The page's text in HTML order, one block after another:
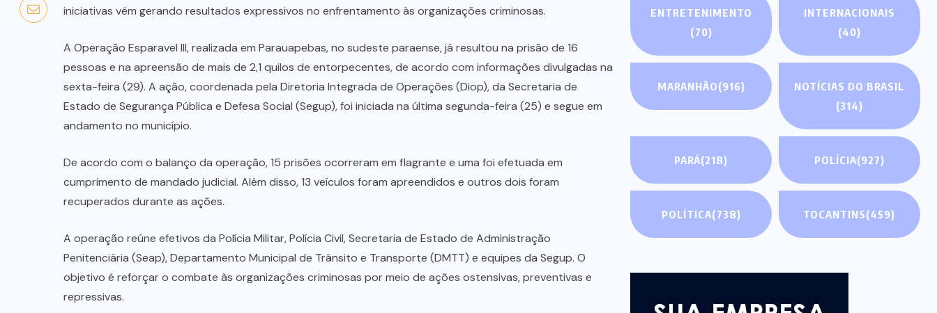
iniciativas vêm gerando resultados expressivos no enfrentamento às organizações criminosas.
A Operação Esparavel III, realizada em Parauapebas, no sudeste paraense, já resultou na prisão de 16
pessoas e na apreensão de mais de 2,1 quilos de entorpecentes, de acordo com informações divulgadas na
sexta-feira (29). A ação, coordenada pela Diretoria Integrada de Operações (Diop), da Secretaria de
Estado de Segurança Pública e Defesa Social (Segup), foi iniciada na última segunda-feira (25) e segue em
andamento no município.
De acordo com o balanço da operação, 15 prisões ocorreram em flagrante e uma foi efetuada em
cumprimento de mandado judicial. Além disso, 13 veículos foram apreendidos e outros dois foram
recuperados durante as ações.
A operação reúne efetivos da Polícia Militar, Polícia Civil, Secretaria de Estado de Administração
Penitenciária (Seap), Departamento Municipal de Trânsito e Transporte (DMTT) e equipes da Segup. O
objetivo é reforçar o combate às organizações criminosas por meio de ações ostensivas, preventivas e
repressivas.
ENTRETENIMENTO
(70)
INTERNACIONAIS
(40)
MARANHÃO(916)
NOTÍCIAS DO BRASIL
(314)
PARÁ(218) POLÍCIA(927)
POLÍTICA(738) TOCANTINS(459)